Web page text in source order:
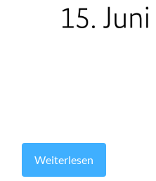
Weiterlesen